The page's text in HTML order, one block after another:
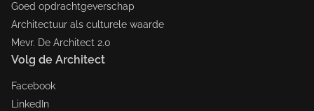
Goed opdrachtgeverschap
Architectuur als culturele waarde
Mevr. De Architect 2.0
Volg de Architect
Facebook
LinkedIn